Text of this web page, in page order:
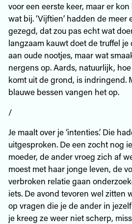
voor een eerste keer, maar er
wat bij. ‘Vijftien’ hadden de
gezegd, dat zou pas echt wat
langzaam kauwt doet de truffel
aan oude nootjes, maar wat
nergens op. Aards, natuurlijk,
komt uit de grond, is indringend.
blauwe bessen vangen het op.
/
Je maalt over je ‘intenties.’ Die
uitgesproken. De een zocht nog
moeder, de ander vroeg zich af
moest met haar jonge leven, de
verbroken relatie gaan
iets. De avond tevoren wel zitten
op vragen die je de ander in
je kreeg ze weer niet scherp,